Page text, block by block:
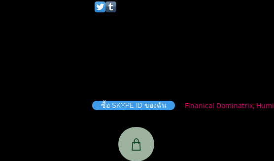
ซื้อ SKYPE ID ของฉัน Finanical Dominatrix,